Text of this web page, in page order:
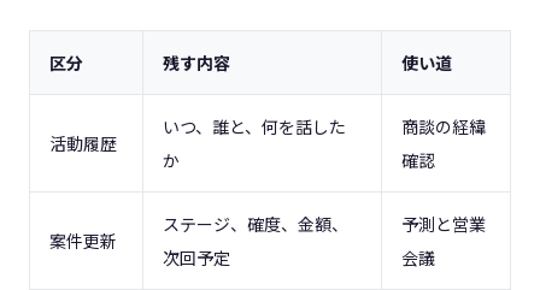
区分 残す内容 使い道
活動履歴
いつ、誰と、何を話した
か
商談の経緯
確認
案件更新
ステージ、確度、金額、
次回予定
予測と営業
会議